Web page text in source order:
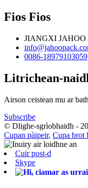
Fios Fios
JIANGXI JAHOO
0086-18979103059
Litrichean-
Airson ceistean mu ar
Subscribe
© Dlighe-sgrìobhaidh -
Cupan pàipeir, Cupa brot
Cuir post-d
Skype